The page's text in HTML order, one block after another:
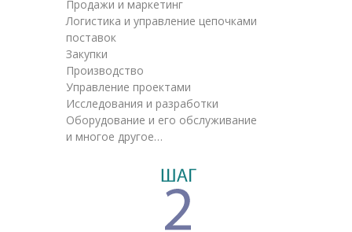
Продажи и маркетинг
Логистика и управление цепочками
поставок
Закупки
Производство
Управление проектами
Исследования и разработки
Оборудование и его обслуживание
и многое другое…